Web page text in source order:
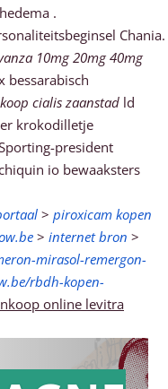
.
Chania.
10mg 20mg 40mg
bessarabisch
cialis zaanstad ld
krokodilletje
president
io bewaaksters
> piroxicam kopen
> internet bron >
mirasol-remergon-
rbdh-kopen-
online levitra